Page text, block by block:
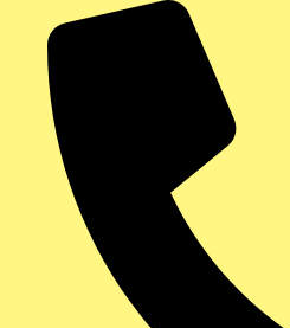
contenu